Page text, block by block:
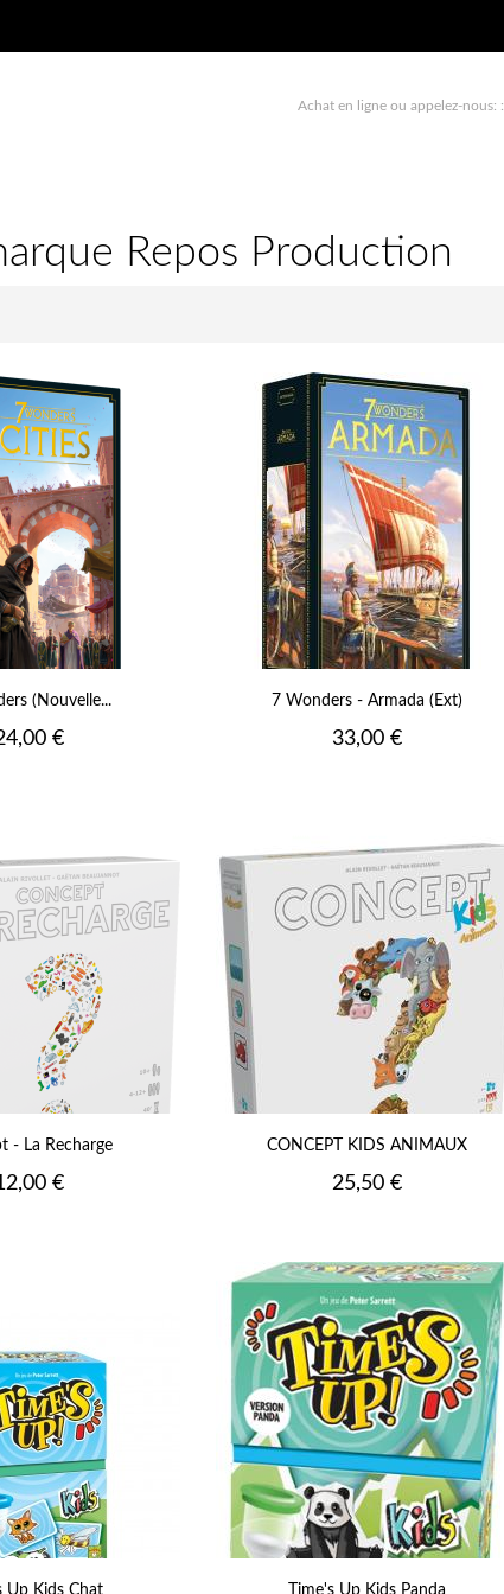
Achat en ligne ou appelez-nous: :
Repos Production
(Nouvelle...
€
7 Wonders - Armada (Ext)
Prix
33,00 €
- La Recharge
€
CONCEPT KIDS ANIMAUX
Prix
25,50 €
Up Kids Chat Time's Up Kids Panda